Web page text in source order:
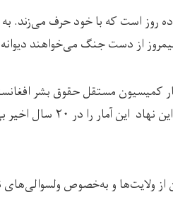
ده روز است که با خود حرف می‌زند.
از دست جنگ می‌خواهند
ولایت آواره
از ولایت‌ها و به‌خصوص